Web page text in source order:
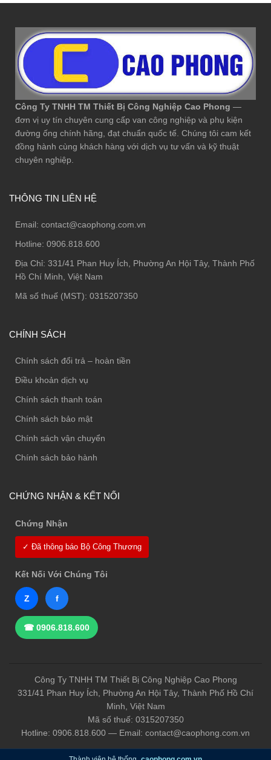
Công Ty TNHH TM Thiết Bị Công Nghiệp Cao Phong —
đơn vị uy tín chuyên cung cấp van công nghiệp và phụ kiện
đường ống chính hãng, đạt chuẩn quốc tế. Chúng tôi cam kết
đồng hành cùng khách hàng với dịch vụ tư vấn và kỹ thuật
chuyên nghiệp.
THÔNG TIN LIÊN HỆ
Email: contact@caophong.com.vn
Hotline: 0906.818.600
Địa Chỉ: 331/41 Phan Huy Ích, Phường An Hội Tây, Thành Phố
Hồ Chí Minh, Việt Nam
Mã số thuế (MST): 0315207350
CHÍNH SÁCH
Chính sách đổi trả – hoàn tiền
Điều khoản dịch vụ
Chính sách thanh toán
Chính sách bảo mật
Chính sách vận chuyển
Chính sách bảo hành
CHỨNG NHẬN & KẾT NỐI
Chứng Nhận
✓ Đã thông báo Bộ Công Thương
Kết Nối Với Chúng Tôi
Z f
☎ 0906.818.600
Công Ty TNHH TM Thiết Bị Công Nghiệp Cao Phong
331/41 Phan Huy Ích, Phường An Hội Tây, Thành Phố Hồ Chí
Minh, Việt Nam
Mã số thuế: 0315207350
Hotline: 0906.818.600 — Email: contact@caophong.com.vn